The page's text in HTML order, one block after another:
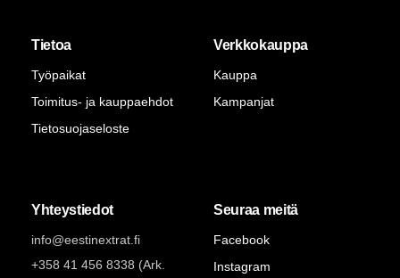
Tietoa
Työpaikat
Toimitus- ja kauppaehdot
Tietosuojaseloste
Verkkokauppa
Kauppa
Kampanjat
Yhteystiedot
info@eestinextrat.fi
+358 41 456 8338 (Ark.
Seuraa meitä
Facebook
Instagram